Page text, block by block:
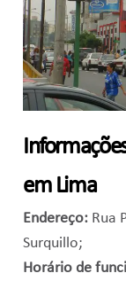
em Lima
Endereço: Rua
Surquillo;
Horário de